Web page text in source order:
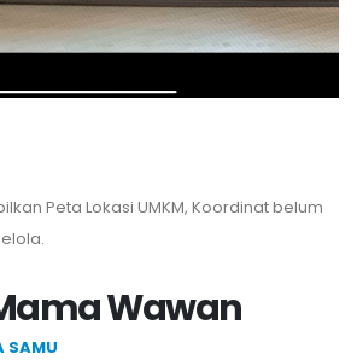
Wawan
SAMU
Peta Lokasi UMKM, Koordinat belum